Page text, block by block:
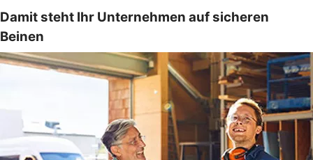
Damit steht Ihr Unternehmen auf sicheren
Beinen